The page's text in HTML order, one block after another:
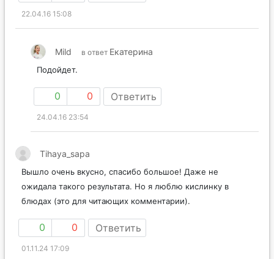
22.04.16 15:08
Mild в ответ Екатерина
Подойдет.
0 0 Ответить
24.04.16 23:54
Tihaya_sapa
Вышло очень вкусно, спасибо большое! Даже не
ожидала такого результата. Но я люблю кислинку в
блюдах (это для читающих комментарии).
0 0 Ответить
01.11.24 17:09